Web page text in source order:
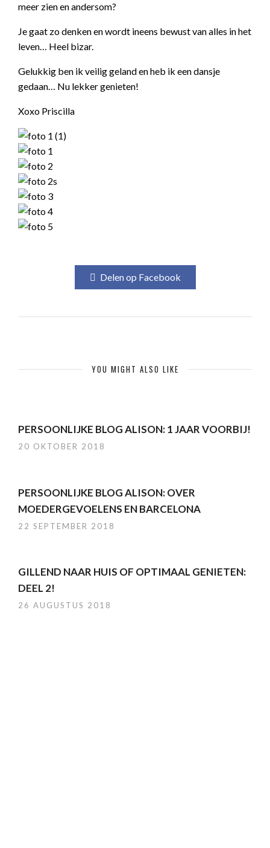
meer zien en andersom?
Je gaat zo denken en wordt ineens bewust van alles in het
leven… Heel bizar.
Gelukkig ben ik veilig geland en heb ik een dansje
gedaan… Nu lekker genieten!
Xoxo Priscilla
Delen op Facebook
YOU MIGHT ALSO LIKE
PERSOONLIJKE BLOG ALISON: 1 JAAR VOORBIJ!
20 OKTOBER 2018
PERSOONLIJKE BLOG ALISON: OVER
MOEDERGEVOELENS EN BARCELONA
22 SEPTEMBER 2018
GILLEND NAAR HUIS OF OPTIMAAL GENIETEN:
DEEL 2!
26 AUGUSTUS 2018